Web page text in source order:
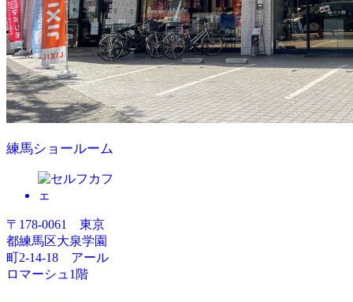
練馬ショールーム
〒178-0061 東京
都練馬区大泉学園
町2-14-18 アール
ロマーシュ1階